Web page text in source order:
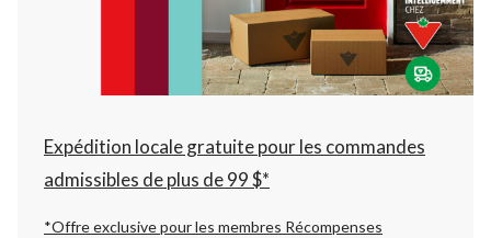
à
22:00
cliquer
pour
changer
Expédition locale gratuite pour les commandes
admissibles de plus de 99 $*
*Offre exclusive pour les membres Récompenses